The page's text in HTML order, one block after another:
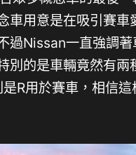
車用意是在吸引賽
過Nissan一直強調
別的是車輛竟然有
R用於賽車，相信